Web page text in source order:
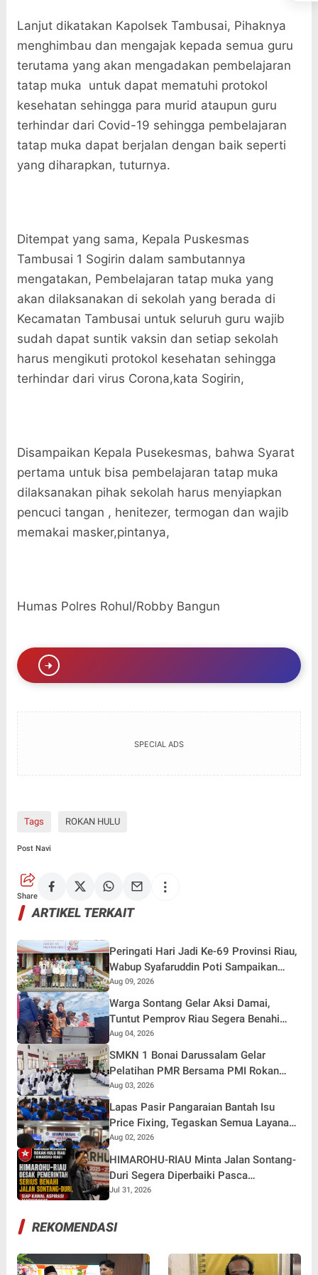
Lanjut dikatakan Kapolsek Tambusai, Pihaknya
menghimbau dan mengajak kepada semua guru
terutama yang akan mengadakan pembelajaran
tatap muka untuk dapat mematuhi protokol
kesehatan sehingga para murid ataupun guru
terhindar dari Covid-19 sehingga pembelajaran
tatap muka dapat berjalan dengan baik seperti
yang diharapkan, tuturnya.
Ditempat yang sama, Kepala Puskesmas
Tambusai 1 Sogirin dalam sambutannya
mengatakan, Pembelajaran tatap muka yang
akan dilaksanakan di sekolah yang berada di
Kecamatan Tambusai untuk seluruh guru wajib
sudah dapat suntik vaksin dan setiap sekolah
harus mengikuti protokol kesehatan sehingga
terhindar dari virus Corona,kata Sogirin,
Disampaikan Kepala Pusekesmas, bahwa Syarat
pertama untuk bisa pembelajaran tatap muka
dilaksanakan pihak sekolah harus menyiapkan
pencuci tangan , henitezer, termogan dan wajib
memakai masker,pintanya,
Humas Polres Rohul/Robby Bangun
SPECIAL ADS
Tags ROKAN HULU
Post Navi
Share
ARTIKEL TERKAIT
Peringati Hari Jadi Ke-69 Provinsi Riau,
Wabup Syafaruddin Poti Sampaikan
Pesan Penguatan
Aug 09, 2026
Warga Sontang Gelar Aksi Damai,
Tuntut Pemprov Riau Segera Benahi
Jalan Sontang-Duri
Aug 04, 2026
SMKN 1 Bonai Darussalam Gelar
Pelatihan PMR Bersama PMI Rokan
Hulu, Bentuk Generasi Muda Berjiwa
Kemanusiaan
Aug 03, 2026
Lapas Pasir Pangaraian Bantah Isu
Price Fixing, Tegaskan Semua Layanan
Gratis
Aug 02, 2026
HIMAROHU-RIAU Minta Jalan Sontang-
Duri Segera Diperbaiki Pasca
Meninggalnya Anak 9 Tahun
Jul 31, 2026
REKOMENDASI